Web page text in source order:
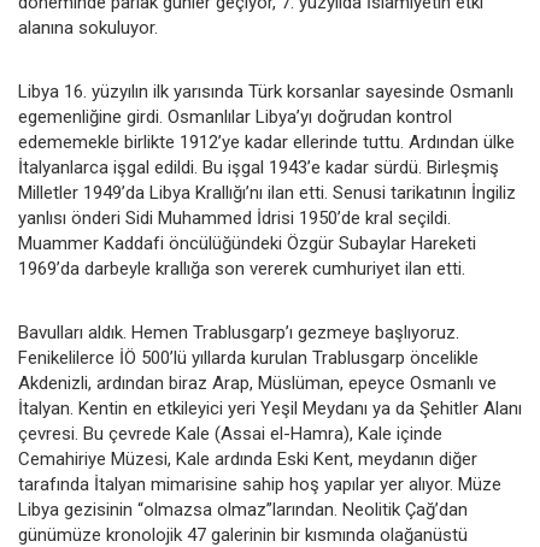
alanına sokuluyor.
Libya 16. yüzyılın ilk yarısında Türk korsanlar sayesinde Osmanlı
egemenliğine girdi. Osmanlılar Libya’yı doğrudan kontrol
edememekle birlikte 1912’ye kadar ellerinde tuttu. Ardından ülke
İtalyanlarca işgal edildi. Bu işgal 1943’e kadar sürdü. Birleşmiş
Milletler 1949’da Libya Krallığı’nı ilan etti. Senusi tarikatının İngiliz
yanlısı önderi Sidi Muhammed İdrisi 1950’de kral seçildi.
Muammer Kaddafi öncülüğündeki Özgür Subaylar Hareketi
1969’da darbeyle krallığa son vererek cumhuriyet ilan etti.
Bavulları aldık. Hemen Trablusgarp’ı gezmeye başlıyoruz.
Fenikelilerce İÖ 500’lü yıllarda kurulan Trablusgarp öncelikle
Akdenizli, ardından biraz Arap, Müslüman, epeyce Osmanlı ve
İtalyan. Kentin en etkileyici yeri Yeşil Meydanı ya da Şehitler Alanı
çevresi. Bu çevrede Kale (Assai el-Hamra), Kale içinde
Cemahiriye Müzesi, Kale ardında Eski Kent, meydanın diğer
tarafında İtalyan mimarisine sahip hoş yapılar yer alıyor. Müze
Libya gezisinin “olmazsa olmaz”larından. Neolitik Çağ’dan
günümüze kronolojik 47 galerinin bir kısmında olağanüstü